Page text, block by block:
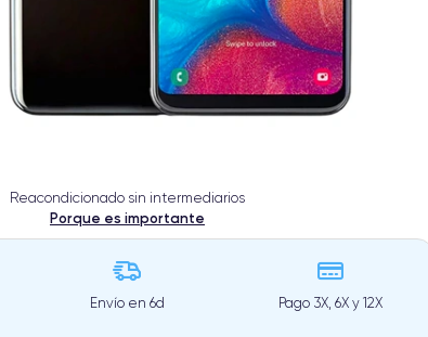
Reacondicionado sin intermediarios
Porque es importante
Envío en 6d Pago 3X, 6X y 12X